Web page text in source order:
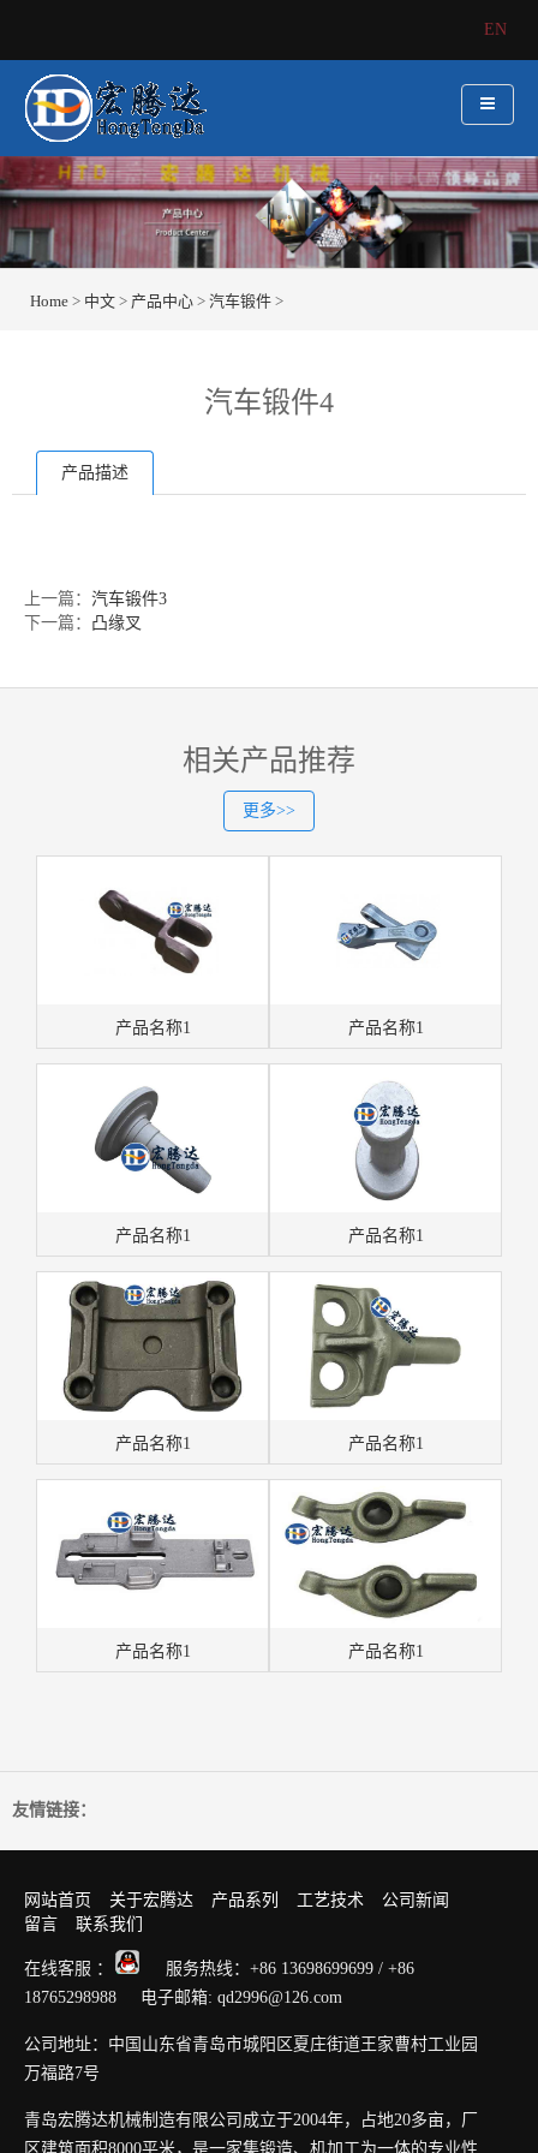
EN
Home > 中文 > 产品中心 > 汽车锻件 >
汽车锻件4
产品描述
上一篇： 汽车锻件3
下一篇： 凸缘叉
相关产品推荐
更多>>
产品名称1 产品名称1
产品名称1 产品名称1
产品名称1 产品名称1
产品名称1 产品名称1
友情链接：
网站首页 关于宏腾达 产品系列 工艺技术
公司新闻
留言
联系我们
在线客服 ：
服务热线：+86 13698699699 / +86
18765298988 电子邮箱: qd2996@126.com
公司地址：中国山东省青岛市城阳区夏庄街道王家曹村工业园
万福路7号
青岛宏腾达机械制造有限公司成立于2004年，占地20多亩，厂
区建筑面积8000平米，是一家集锻造、机加工为一体的专业性